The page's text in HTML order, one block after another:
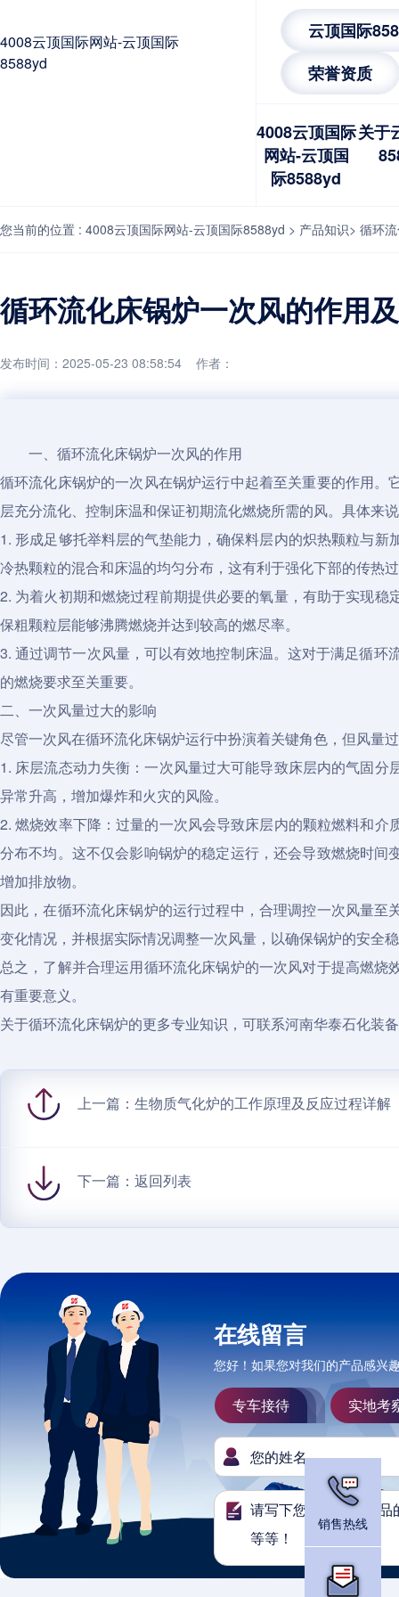
4008云顶国际网站-云顶国际
8588yd
云顶国际
荣誉资质
4008云顶国际
网站-云顶国
际8588yd
关于
您当前的位置 : 4008云顶国际网站-云顶国际8588yd > 产品知识> 循环
循环流化床锅炉一次风的作用
发布时间：2025-05-23 08:58:54 作者：
一、循环流化床锅炉一次风的作用
循环流化床锅炉的一次风在锅炉运行中起着至关重要的作用。
层充分流化、控制床温和保证初期流化燃烧所需的风。具体来
1. 形成足够托举料层的气垫能力，确保料层内的炽热颗粒与
冷热颗粒的混合和床温的均匀分布，这有利于强化下部的传热
2. 为着火初期和燃烧过程前期提供必要的氧量，有助于实现稳
保粗颗粒层能够沸腾燃烧并达到较高的燃尽率。
3. 通过调节一次风量，可以有效地控制床温。这对于满足循
的燃烧要求至关重要。
二、一次风量过大的影响
尽管一次风在循环流化床锅炉运行中扮演着关键角色，但风量
1. 床层流态动力失衡：一次风量过大可能导致床层内的气固
异常升高，增加爆炸和火灾的风险。
2. 燃烧效率下降：过量的一次风会导致床层内的颗粒燃料和介
分布不均。这不仅会影响锅炉的稳定运行，还会导致燃烧时间
增加排放物。
因此，在循环流化床锅炉的运行过程中，合理调控一次风量至
变化情况，并根据实际情况调整一次风量，以确保锅炉的安全
总之，了解并合理运用循环流化床锅炉的一次风对于提高燃烧
有重要意义。
关于循环流化床锅炉的更多专业知识，可联系河南华泰石化装
上一篇： 生物质气化炉的工作原理及反应过程详解
下一篇： 返回列表
在线留言
您好！如果您对我们的产品感兴
专车接待 实地考
销售热线